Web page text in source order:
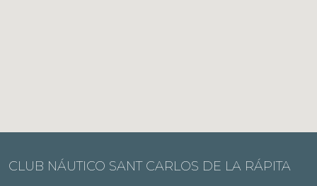
CLUB NÁUTICO SANT CARLOS DE LA RÁPITA